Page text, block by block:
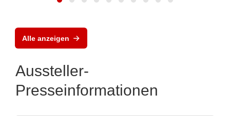
Alle anzeigen
Aussteller-
Presseinformationen